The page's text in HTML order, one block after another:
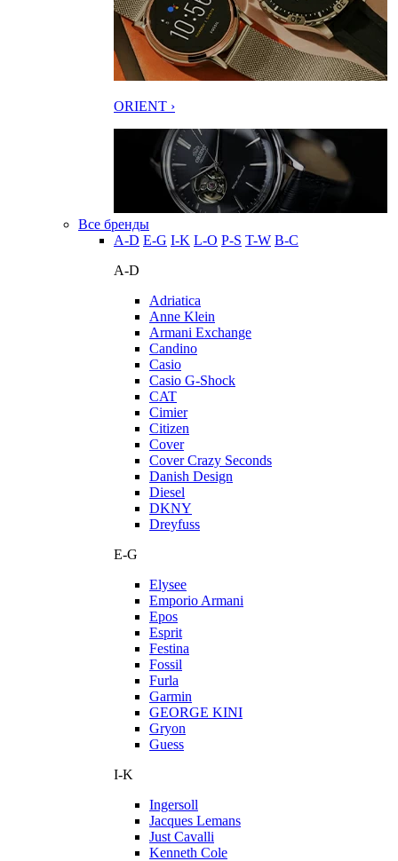
ORIENT ›
Все бренды
A-D E-G I-K L-O P-S T-W В-С
A-D
Adriatica
Anne Klein
Armani Exchange
Candino
Casio
Casio G-Shock
CAT
Cimier
Citizen
Cover
Cover Crazy Seconds
Danish Design
Diesel
DKNY
Dreyfuss
E-G
Elysee
Emporio Armani
Epos
Esprit
Festina
Fossil
Furla
Garmin
GEORGE KINI
Gryon
Guess
I-K
Ingersoll
Jacques Lemans
Just Cavalli
Kenneth Cole